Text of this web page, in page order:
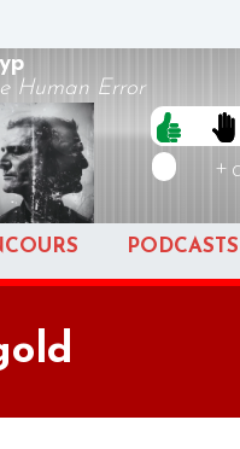
Human Error
+
PODCASTS